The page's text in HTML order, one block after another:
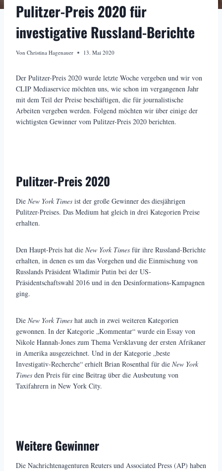
Pulitzer-Preis 2020 für
investigative Russland-Berichte
Von Christina Hagenauer 13. Mai 2020
Der Pulitzer-Preis 2020 wurde letzte Woche vergeben und wir von
CLIP Mediaservice möchten uns, wie schon im vergangenen Jahr
mit dem Teil der Preise beschäftigen, die für journalistische
Arbeiten vergeben werden. Folgend möchten wir über einige der
wichtigsten Gewinner vom Pulitzer-Preis 2020 berichten.
Pulitzer-Preis 2020
Die New York Times ist der große Gewinner des diesjährigen
Pulitzer-Preises. Das Medium hat gleich in drei Kategorien Preise
erhalten.
Den Haupt-Preis hat die New York Times für ihre Russland-Berichte
erhalten, in denen es um das Vorgehen und die Einmischung von
Russlands Präsident Wladimir Putin bei der US-
Präsidentschaftswahl 2016 und in den Desinformations-Kampagnen
ging.
Die New York Times hat auch in zwei weiteren Kategorien
gewonnen. In der Kategorie „Kommentar“ wurde ein Essay von
Nikole Hannah-Jones zum Thema Versklavung der ersten Afrikaner
in Amerika ausgezeichnet. Und in der Kategorie „beste
Investigativ-Recherche“ erhielt Brian Rosenthal für die New York
Times den Preis für eine Beitrag über die Ausbeutung von
Taxifahrern in New York City.
Weitere Gewinner
Die Nachrichtenagenturen Reuters und Associated Press (AP) haben